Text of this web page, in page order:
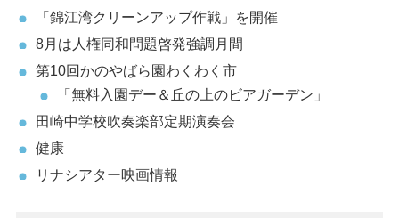
「錦江湾クリーンアップ作戦」を開催
8月は人権同和問題啓発強調月間
第10回かのやばら園わくわく市
「無料入園デー＆丘の上のビアガーデン」
田崎中学校吹奏楽部定期演奏会
健康
リナシアター映画情報